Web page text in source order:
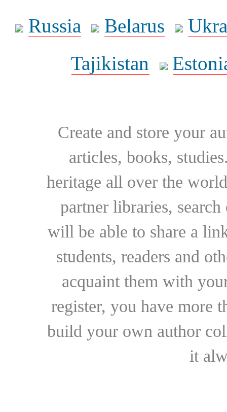
Russia
Belarus
Tajikistan
Create and store your
articles, books,
heritage all over the
partner libraries,
will be able to share a
students, readers and
acquaint them with
register, you have more
build your own author
it